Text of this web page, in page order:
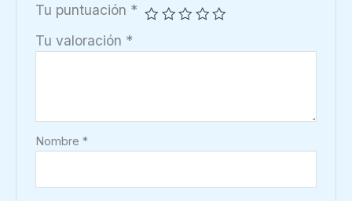
Tu puntuación *
Tu valoración *
Nombre*